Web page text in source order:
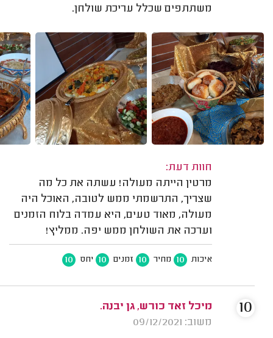
משתתפים שכלל עריכת שולחן.
חוות דעת:
מרטין הייתה מעולה! עשתה את כל מה
שצריך, התרשמתי ממש לטובה, האוכל היה
מעולה, מאוד טעים, היא עמדה בלוח הזמנים
וערכה את השולחן ממש יפה. ממליץ!
איכות 10 מחיר 10 זמנים 10 יחס 10
מיכל זאד כורש, גן יבנה.
משוב: 09/12/2021
10